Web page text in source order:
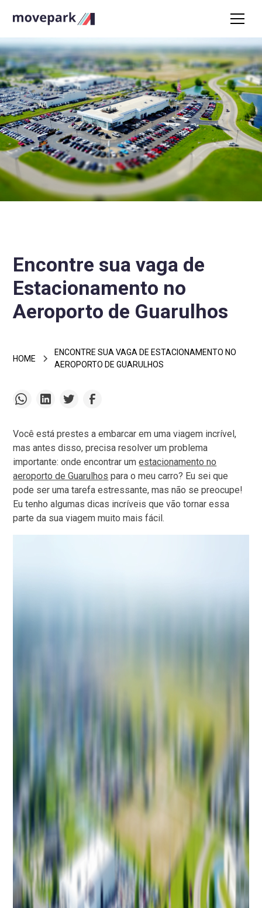
Encontre sua vaga de
Estacionamento no
Aeroporto de Guarulhos
HOME
ENCONTRE SUA VAGA DE ESTACIONAMENTO NO
AEROPORTO DE GUARULHOS
Você está prestes a embarcar em uma viagem incrível,
mas antes disso, precisa resolver um problema
importante: onde encontrar umestacionamento no
aeroporto de Guarulhos para o meu carro? Eu sei que
pode ser uma tarefa estressante, mas não se preocupe!
Eu tenho algumas dicas incríveis que vão tornar essa
parte da sua viagem muito mais fácil.